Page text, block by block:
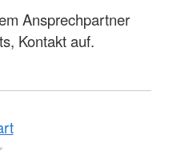
Ansprechpartner
Kontakt auf.